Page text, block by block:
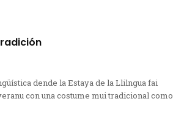
dende la Estaya de la Llilngua fai
con una costume mui tradicional como